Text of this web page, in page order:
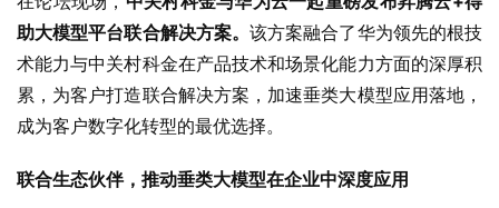
助大模型平台联合解决方案。该方案融合了华为领先的根技
术能力与中关村科金在产品技术和场景化能力方面的深厚积
累，为客户打造联合解决方案，加速垂类大模型应用落地，
成为客户数字化转型的最优选择。
联合生态伙伴，推动垂类大模型在企业中深度应用